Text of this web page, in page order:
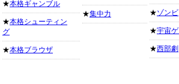
★本格ギャンブル
★本格シューティン
グ
★本格ブラウザ
★集中力 ★ゾンビ
★宇宙
★西部劇